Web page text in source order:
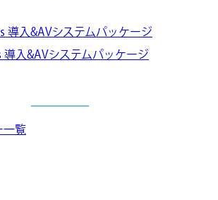
導入&AVシステムパッケージ
導入&AVシステムパッケージ
一覧